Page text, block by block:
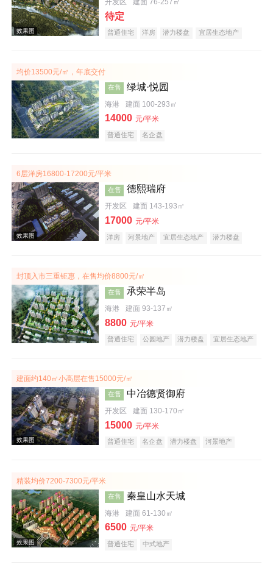
效果图
效果图
效果图
开发区 建面 76-257㎡
待定
普通住宅 洋房 潜力楼盘
宜居生态地产
均价13500元/㎡，年底交付
在售 绿城·悦园
海港 建面 100-293㎡
14000 元/平米
普通住宅 名企盘
6层洋房16800-17200元/平米
在售 德熙瑞府
开发区 建面 143-193㎡
17000 元/平米
洋房 河景地产 宜居生态地产 潜力楼盘
封顶入市三重钜惠，在售均价8800元/㎡
在售 承荣半岛
海港 建面 93-137㎡
8800 元/平米
普通住宅 公园地产 潜力楼盘 宜居生态地产
建面约140㎡小高层在售15000元/㎡
在售 中冶德贤御府
开发区 建面 130-170㎡
15000 元/平米
普通住宅 名企盘 潜力楼盘
河景地产
精装均价7200-7300元/平米
在售 秦皇山水天城
海港 建面 61-130㎡
6500 元/平米
普通住宅 中式地产